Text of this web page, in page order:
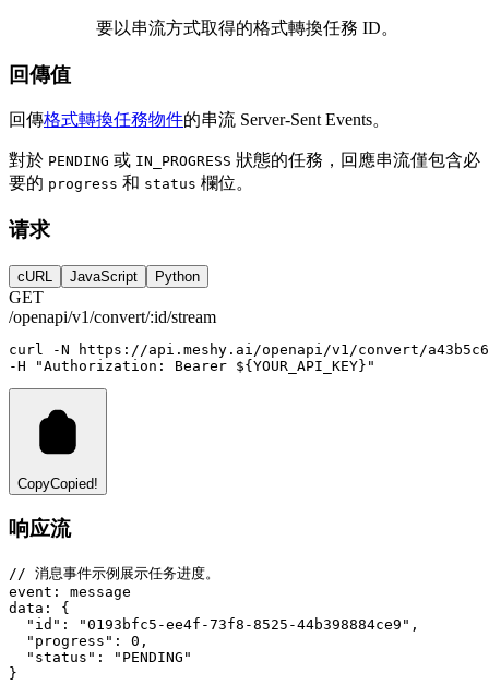
要以串流方式取得的格式轉換任務 ID。
回傳值
回傳格式轉換任務物件的串流 Server-Sent Events。
對於 PENDING 或 IN_PROGRESS 狀態的任務，回應串流僅包含必
要的 progress 和 status 欄位。
请求
cURL JavaScript Python
GET
/openapi/v1/convert/:id/stream
curl -N
https://api.meshy.ai/openapi/v1/convert/
-H
"Authorization: Bearer ${YOUR_API_KEY}"
CopyCopied!
响应流
// 消息事件示例展示任务进度。
event :
message
data :
{
"id" : "0193bfc5-ee4f-73f8-8525-44b398884ce9" ,
"progress" : 0 ,
"status" :
"PENDING"
}